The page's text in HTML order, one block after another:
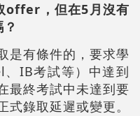
offer，但在5月沒有
是有條件的，要求學
IB考試等）中達到
最終考試中未達到要
錄取延遲或變更。